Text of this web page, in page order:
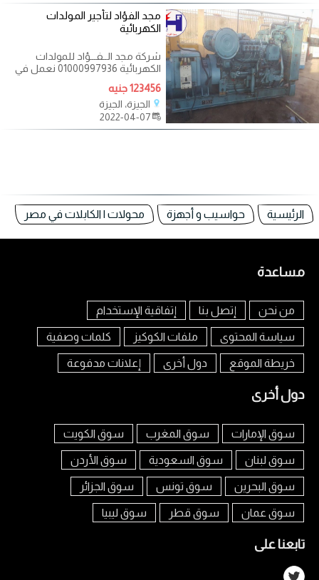
مجد الفؤاد لتأجير المولدات
الكهربائية
شركة مجد الــفـــؤاد للمولدات
الكهربائية 01000997936 نعمل في
مجال إيجار وصيانة المولدات
الكهربائية
123456 جنيه
الجيزة، الجيزة
2022-04-07
الرئيسية حواسيب و أجهزة محولات | الكابلات في مصر
مساعدة
من نحن إتصل بنا إتفاقية الإستخدام
سياسة المحتوى ملفات الكوكيز كلمات وصفية
خريطة الموقع دول أخرى إعلانات مدفوعة
دول أخرى
سوق الإمارات سوق المغرب سوق الكويت
سوق لبنان سوق السعودية سوق الأردن
سوق البحرين سوق تونس سوق الجزائر
سوق عمان سوق قطر سوق ليبيا
تابعنا على